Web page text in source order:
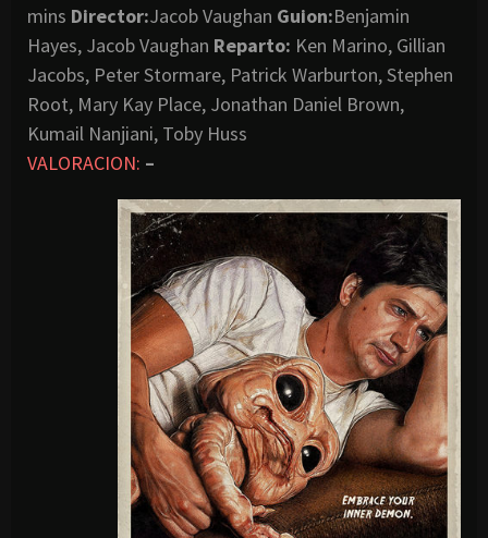
mins Director:Jacob Vaughan Guion:Benjamin
Hayes, Jacob Vaughan Reparto: Ken Marino, Gillian
Jacobs, Peter Stormare, Patrick Warburton, Stephen
Root, Mary Kay Place, Jonathan Daniel Brown,
Kumail Nanjiani, Toby Huss
VALORACION: –